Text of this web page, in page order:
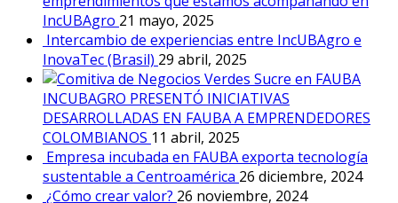
IncUBAgro 21 mayo, 2025
Intercambio de experiencias entre IncUBAgro e
InovaTec (Brasil) 29 abril, 2025
INCUBAGRO PRESENTÓ INICIATIVAS
DESARROLLADAS EN FAUBA A EMPRENDEDORES
COLOMBIANOS 11 abril, 2025
Empresa incubada en FAUBA exporta tecnología
sustentable a Centroamérica 26 diciembre, 2024
¿Cómo crear valor? 26 noviembre, 2024